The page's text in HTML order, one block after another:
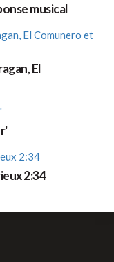
musical
El
2:34